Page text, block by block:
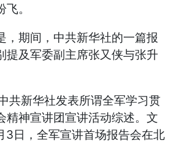
。
期间，中共新华社的一篇报
提及军委副主席张又侠与张升
新华社发表所谓全军学习贯
精神宣讲团宣讲活动综述。文
3日，全军宣讲首场报告会在北